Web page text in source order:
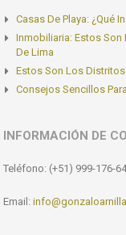
Casas De Playa: ¿Qué
Inmobiliaria: Estos Son
De Lima
Estos Son Los Distritos
Consejos Sencillos
INFORMACIÓN DE
Teléfono: (+51) 999-176-
Email: